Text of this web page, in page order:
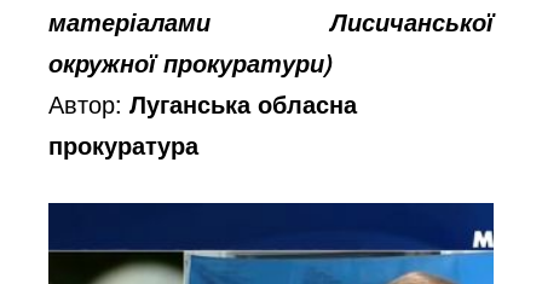
матеріалами Лисичанської
окружної прокуратури)
Автор:Луганська обласна
прокуратура